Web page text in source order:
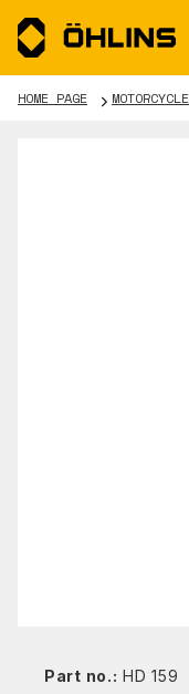
HOME PAGE MOTORCYCLE
Part no.: HD 159